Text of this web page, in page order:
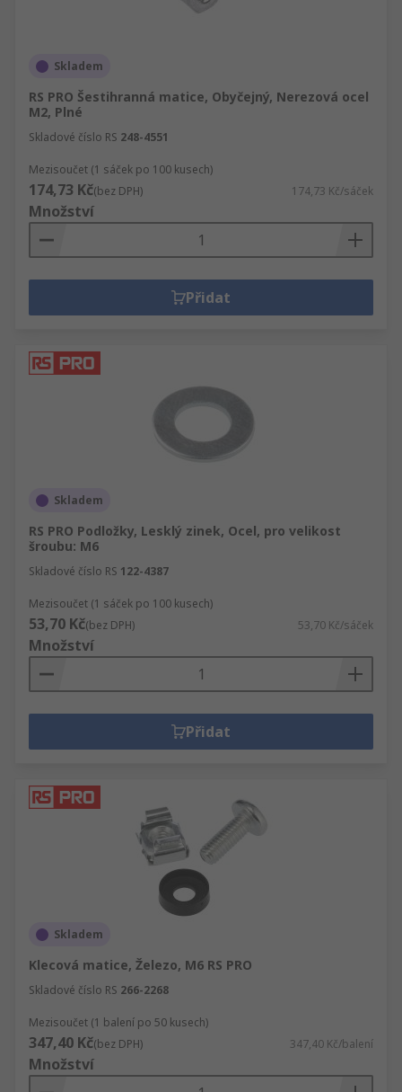
Skladem
RS PRO Šestihranná matice, Obyčejný, Nerezová ocel
M2, Plné
Skladové číslo RS 248-4551
Mezisoučet (1 sáček po 100 kusech)
174,73 Kč(bez DPH) 174,73 Kč/sáček
Množství
Přidat
Skladem
RS PRO Podložky, Lesklý zinek, Ocel, pro velikost
šroubu: M6
Skladové číslo RS 122-4387
Mezisoučet (1 sáček po 100 kusech)
53,70 Kč(bez DPH) 53,70 Kč/sáček
Množství
Přidat
Skladem
Klecová matice, Železo, M6 RS PRO
Skladové číslo RS 266-2268
Mezisoučet (1 balení po 50 kusech)
347,40 Kč(bez DPH) 347,40 Kč/balení
Množství